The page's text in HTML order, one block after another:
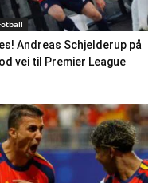
Andreas Schjelderup på
vei til Premier League